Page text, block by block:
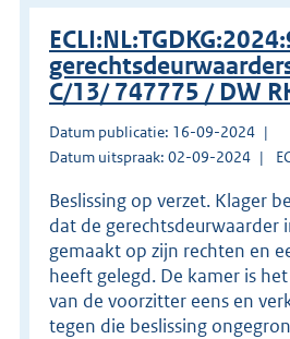
C/13/ 747775 / DW
Datum publicatie: 16-09-2024
Datum uitspraak: 02-09-2024
Beslissing op verzet. Klager
dat de gerechtsdeurwaarder
gemaakt op zijn rechten en
heeft gelegd. De kamer is
van de voorzitter eens en
tegen die beslissing